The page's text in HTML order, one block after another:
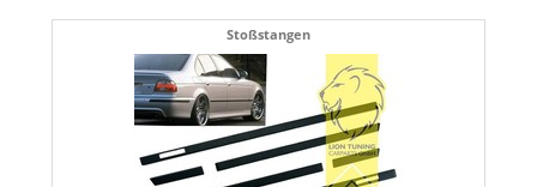
Stoßstangen